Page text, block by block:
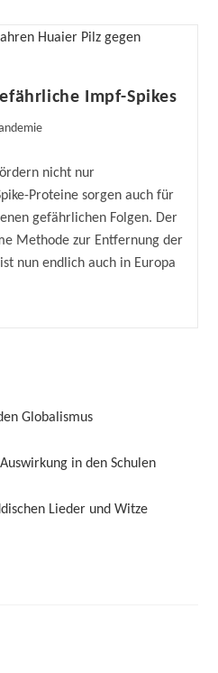
Impf-Spikes
nicht nur
Proteine sorgen auch für
gefährlichen Folgen. Der
Methode zur Entfernung der
nun endlich auch in Europa
Globalismus
in den Schulen
Lieder und Witze